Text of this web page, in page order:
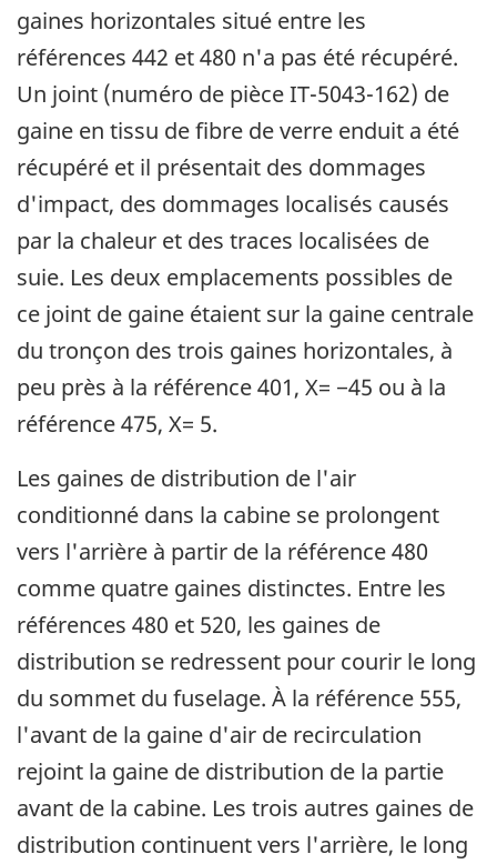
gaines horizontales situé entre les
références 442 et 480 n'a pas été récupéré.
Un joint (numéro de pièce IT-5043-162) de
gaine en tissu de fibre de verre enduit a été
récupéré et il présentait des dommages
d'impact, des dommages localisés causés
par la chaleur et des traces localisées de
suie. Les deux emplacements possibles de
ce joint de gaine étaient sur la gaine centrale
du tronçon des trois gaines horizontales, à
peu près à la référence 401, X= −45 ou à la
référence 475, X= 5.
Les gaines de distribution de l'air
conditionné dans la cabine se prolongent
vers l'arrière à partir de la référence 480
comme quatre gaines distinctes. Entre les
références 480 et 520, les gaines de
distribution se redressent pour courir le long
du sommet du fuselage. À la référence 555,
l'avant de la gaine d'air de recirculation
rejoint la gaine de distribution de la partie
avant de la cabine. Les trois autres gaines de
distribution continuent vers l'arrière, le long